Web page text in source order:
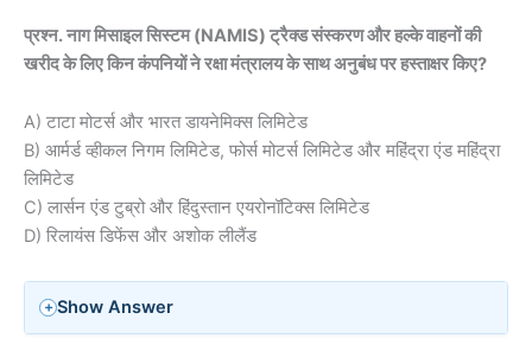
प्रश्न. नाग मिसाइल सिस्टम (NAMIS) ट्रैक्ड संस्करण और हल्के वाहनों की
खरीद के लिए किन कंपनियों ने रक्षा मंत्रालय के साथ अनुबंध पर हस्ताक्षर किए?
A) टाटा मोटर्स और भारत डायनेमिक्स लिमिटेड
B) आर्मर्ड व्हीकल निगम लिमिटेड, फोर्स मोटर्स लिमिटेड और महिंद्रा एंड महिंद्रा
लिमिटेड
C) लार्सन एंड टुब्रो और हिंदुस्तान एयरोनॉटिक्स लिमिटेड
D) रिलायंस डिफेंस और अशोक लीलैंड
Show Answer